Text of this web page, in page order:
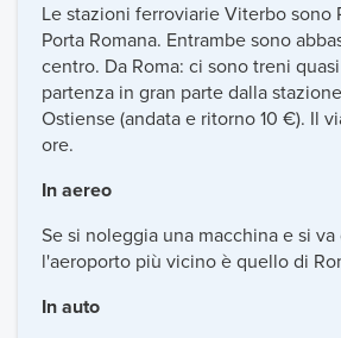
Le stazioni ferroviarie Viterbo sono
Porta Romana. Entrambe sono
centro. Da Roma: ci sono treni
partenza in gran parte dalla
Ostiense (andata e ritorno 10 €). Il
ore.
In aereo
Se si noleggia una macchina e si
l'aeroporto più vicino è quello di
In auto